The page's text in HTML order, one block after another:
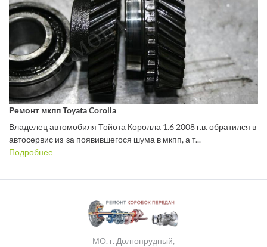
Ремонт мкпп Toyata Corolla
Владелец автомобиля Тойота Королла 1.6 2008 г.в. обратился в
автосервис из-за появившегося шума в мкпп, а т...
Подробнее
МО. г. Долгопрудный,